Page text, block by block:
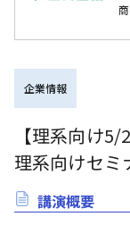
企業情報
【理系向け
理系向けセミ
講演概要